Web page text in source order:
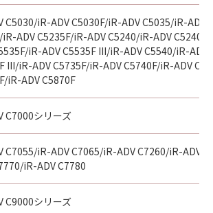
C5030/iR-ADV C5030F/iR-ADV C5035/iR-
ADV C5235F/iR-ADV C5240/iR-ADV
iR-ADV C5535F III/iR-ADV C5540/iR-
III/iR-ADV C5735F/iR-ADV C5740F/iR-ADV
iR-ADV C5870F
C7000シリーズ
C7055/iR-ADV C7065/iR-ADV C7260/iR-ADV
iR-ADV C7780
C9000シリーズ